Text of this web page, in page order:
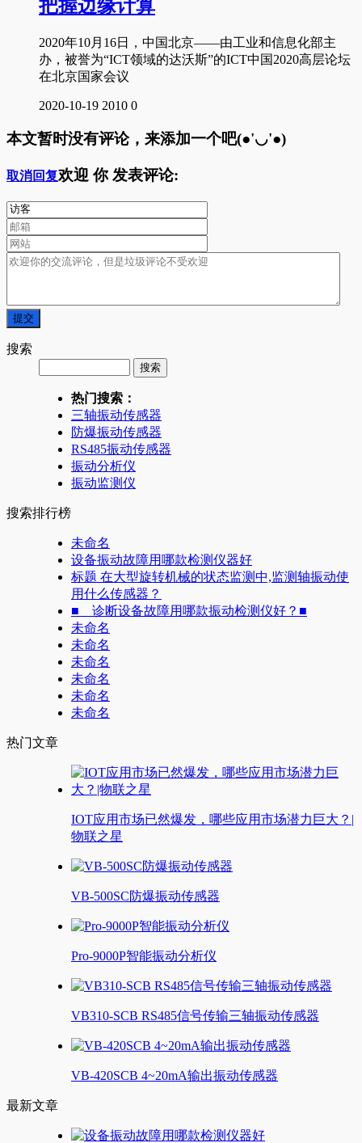
把握边缘计算
2020年10月16日，中国北京——由工业和信息化部主
办，被誉为“ICT领域的达沃斯”的ICT中国2020高层论坛
在北京国家会议
2020-10-19 2010 0
本文暂时没有评论，来添加一个吧(●'◡'●)
取消回复欢迎 你发表评论:
搜索
热门搜索：
三轴振动传感器
防爆振动传感器
RS485振动传感器
振动分析仪
振动监测仪
搜索排行榜
未命名
设备振动故障用哪款检测仪器好
标题 在大型旋转机械的状态监测中,监测轴振动使
用什么传感器？
■ 诊断设备故障用哪款振动检测仪好？■
未命名
未命名
未命名
未命名
未命名
未命名
热门文章
IOT应用市场已然爆发，哪些应用市场潜力巨大？|
物联之星
VB-500SC防爆振动传感器
Pro-9000P智能振动分析仪
VB310-SCB RS485信号传输三轴振动传感器
VB-420SCB 4~20mA输出振动传感器
最新文章